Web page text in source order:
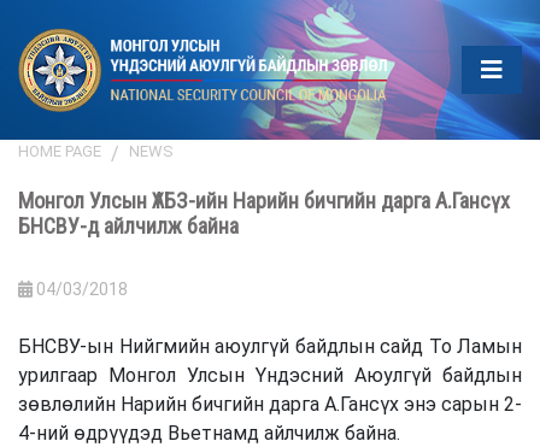
HOME PAGE NEWS
Монгол Улсын ҮАБЗ-ийн Нарийн бичгийн дарга А.Гансүх
БНСВУ-д айлчилж байна
04/03/2018
БНСВУ-ын Нийгмийн аюулгүй байдлын сайд То Ламын
урилгаар Монгол Улсын Үндэсний Аюулгүй байдлын
зөвлөлийн Нарийн бичгийн дарга А.Гансүх энэ сарын 2-
4-ний өдрүүдэд Вьетнамд айлчилж байна.